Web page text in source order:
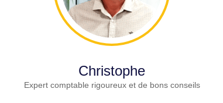
Christophe
Expert comptable rigoureux et de bons conseils